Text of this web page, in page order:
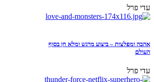
עדי פרל
אהבה ומפלצות – ביצוע מרגש ומלא חן בסוף
העולם
עדי פרל